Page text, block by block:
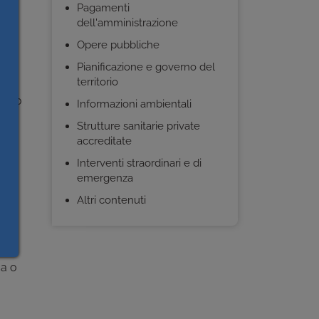
la
o
Pagamenti
dell'amministrazione
Opere pubbliche
Pianificazione e governo del
territorio
Informazioni ambientali
Strutture sanitarie private
accreditate
Interventi straordinari e di
emergenza
Altri contenuti